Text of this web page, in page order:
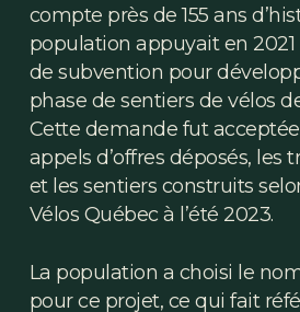
compte près de 155 ans
population appuyait en
de subvention pour
phase de sentiers de vélos
Cette demande fut
appels d’offres déposés, les
et les sentiers construits
Vélos Québec à l’été 2023.
La population a choisi le
pour ce projet, ce qui fait